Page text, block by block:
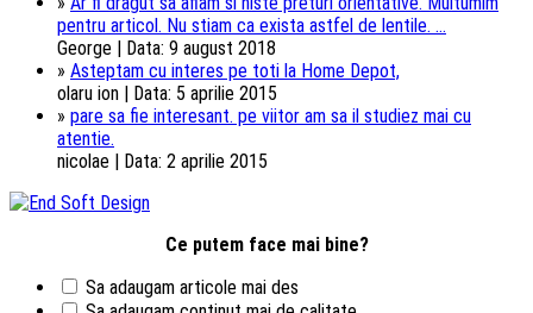
pentru articol. Nu stiam ca exista astfel de lentile. ...
George | Data: 9 august 2018
» Asteptam cu interes pe toti la Home Depot,
olaru ion | Data: 5 aprilie 2015
» pare sa fie interesant. pe viitor am sa il studiez mai cu
atentie.
nicolae | Data: 2 aprilie 2015
Ce putem face mai bine?
Sa adaugam articole mai des